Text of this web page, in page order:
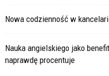
Nowa codzienność w
Nauka angielskiego jako
naprawdę procentuje